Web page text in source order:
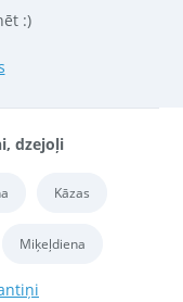
:)
dzejoļi
Kāzas
Miķeļdiena